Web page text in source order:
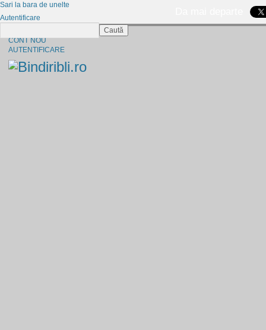
CONT NOU
AUTENTIFICARE
Sari la bara de unelte
Autentificare
Caută